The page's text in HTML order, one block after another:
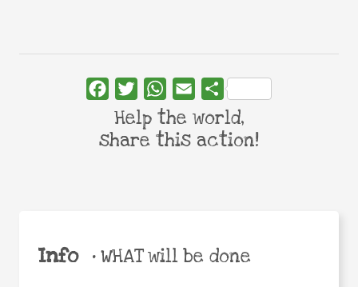
Info •WHAT will be done
FacebookTwitterWhatsApp
Email Share
Help the world,
share this action!